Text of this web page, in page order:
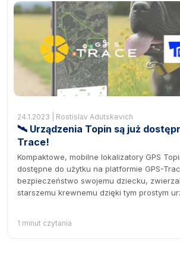
24.1.2023 | Rostislav Adutskevich
🛰 Urządzenia Topin są już
Traсe!
Kompaktowe, mobilne lokalizatory GPS
dostępne do użytku na platformie GPS-
bezpieczeństwo swojemu dziecku,
starszemu krewnemu dzięki tym prostym
1 minut czytania